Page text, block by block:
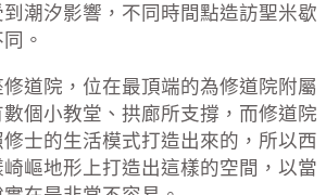
潮汐影響，不同時間點造訪聖米歇
。
道院，位在最頂端的為修道院附屬
個小教堂、拱廊所支撐，而修道院
士的生活模式打造出來的，所以西
嶇地形上打造出這樣的空間，以當